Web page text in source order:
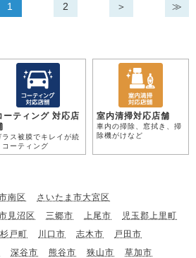
1 2 ＞ ≫
ーティング 対応店
ラス被膜でキレイが続
コーティング
室内清掃対応店舗
車内の掃除、窓拭き、掃
除機がけなど
南区
さいたま市大宮区
見沼区 三郷市 上尾市
児玉郡上里町
戸町 川口市 志木市
戸田市
深谷市 熊谷市 狭山市
草加市